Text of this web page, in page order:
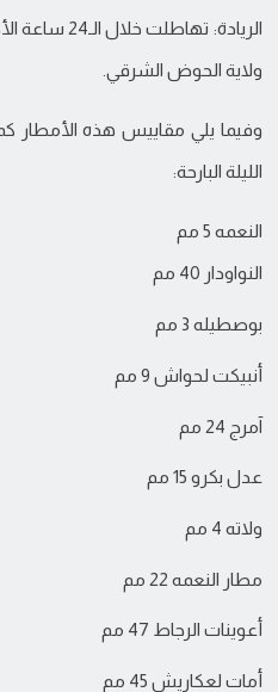
ولاية الحوض الشرقي.
وفيما يلي مقاييس هذه الأمطار
الليلة البارحة:
النعمه 5 مم
النواودار 40 مم
بوصطيله 3 مم
أنبيكت لحواش 9 مم
آمرج 24 مم
عدل بكرو 15 مم
ولاته 4 مم
مطار النعمه 22 مم
أعوينات الرجاط 47 مم
أمات لعكاريش 45 مم